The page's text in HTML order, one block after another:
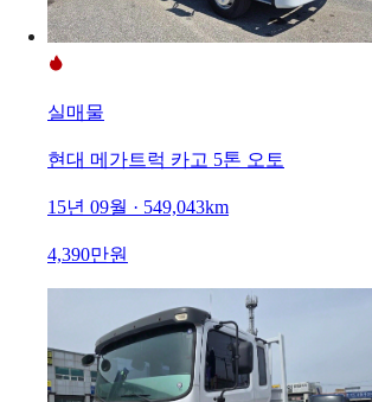
실매물
현대 메가트럭 카고 5톤 오토
15년 09월 · 549,043km
4,390만원